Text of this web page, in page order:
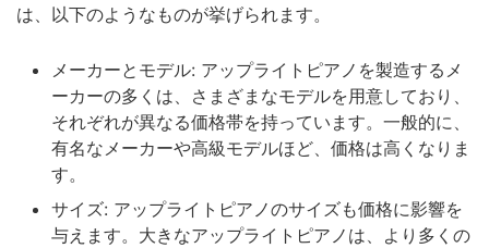
は、以下のようなものが挙げられます。
メーカーとモデル: アップライトピアノを製造するメ
ーカーの多くは、さまざまなモデルを用意しており、
それぞれが異なる価格帯を持っています。一般的に、
有名なメーカーや高級モデルほど、価格は高くなりま
す。
サイズ: アップライトピアノのサイズも価格に影響を
与えます。大きなアップライトピアノは、より多くの